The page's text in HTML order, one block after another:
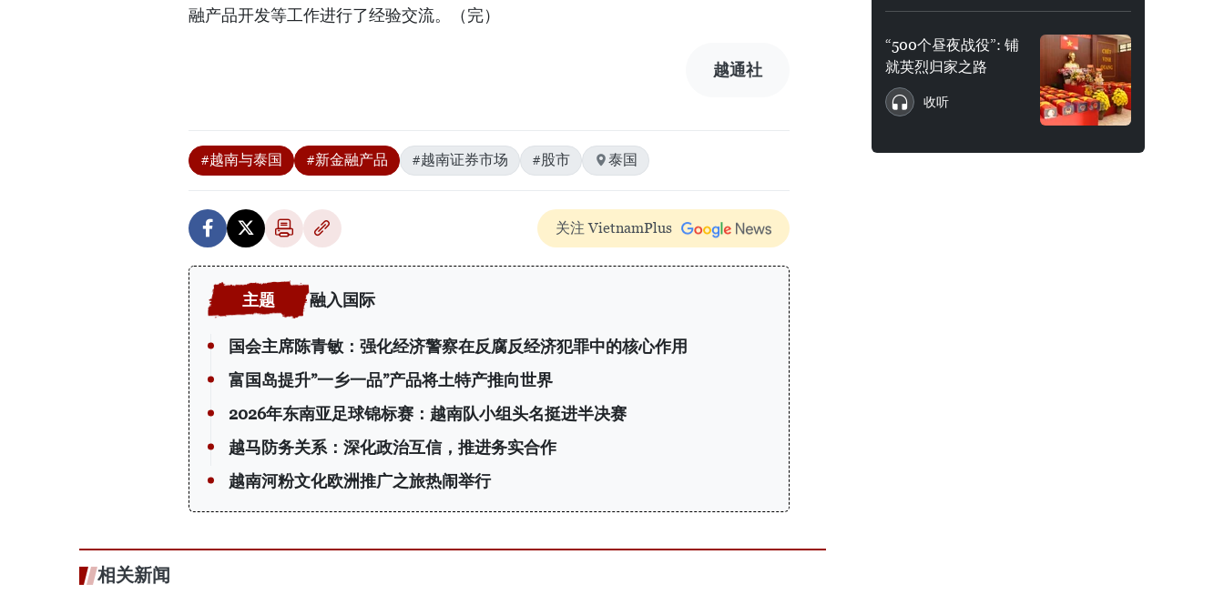
融产品开发等工作进行了经验交流。（完）
越通社
#越南与泰国 #新金融产品 #越南证券市场 #股市 泰国
关注 VietnamPlus
融入国际
国会主席陈青敏：强化经济警察在反腐反经济犯罪中的核心作用
富国岛提升”一乡一品”产品将土特产推向世界
2026年东南亚足球锦标赛：越南队小组头名挺进半决赛
越马防务关系：深化政治互信，推进务实合作
越南河粉文化欧洲推广之旅热闹举行
相关新闻
“500个昼夜战役”: 铺
就英烈归家之路
收听